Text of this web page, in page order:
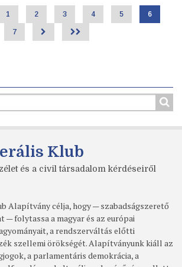
Page
1 Page
2 Page
3 Page
4 Page
5
Jelenlegi
oldal
6
Page
7 > >>
Klub
és a civil társadalom kérdéseiről
Alapítvány célja, hogy — szabadságszerető
— folytassa a magyar és az európai
a rendszerváltás előtti
szellemi örökségét. Alapítványunk kiáll az
a parlamentáris demokrácia, a